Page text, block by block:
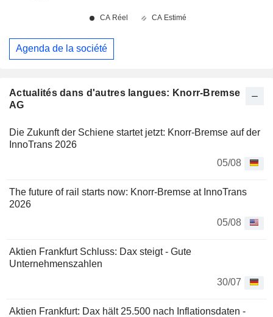
Actualités dans d'autres langues: Knorr-Bremse
AG
Die Zukunft der Schiene startet jetzt: Knorr-Bremse auf der
InnoTrans 2026
05/08
The future of rail starts now: Knorr-Bremse at InnoTrans
2026
05/08
Aktien Frankfurt Schluss: Dax steigt - Gute
Unternehmenszahlen
30/07
Aktien Frankfurt: Dax hält 25.500 nach Inflationsdaten -
Agenda de la société